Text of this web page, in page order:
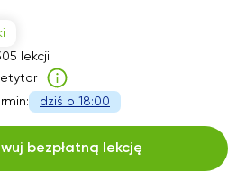
lekcji
dziś o 18:00
bezpłatną lekcję